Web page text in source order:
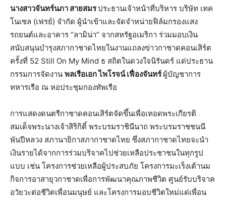
นางสาวจันทร์นภา สายสมรประธานเจ้าหน้าที่บริหาร บริษัท เทค
โนเซล (เฟรย์) จำกัด ผู้นำเข้าและจัดจำหน่ายฟิล์มกรองแสง
รถยนต์และอาคาร “ลามิน่า” จากสหรัฐอเมริกา ร่วมมอบเงิน
สนับสนุนบำรุงสภากาชาดไทยในงานแถลงข่าวกาชาดคอนเสิร์ต
ครั้งที่ 52 Still On My Mind ธ สถิตในดวงใจนิรันดร์ แด่ประธาน
กรรมการจัดงาน พลเรือเอก ไพโรจน์ เฟื่องจันทร์ผู้บัญชาการ
ทหารเรือ ณ หอประชุมกองทัพเรือ
การแสดงดนตรีกาชาดคอนเสิร์ตจัดขึ้นเพื่อเทอดพระเกียรติ
สมเด็จพระนางเจ้าสิริกิติ์ พระบรมราชินีนาถ พระบรมราชชนนี
พันปีหลวง สภานายิกาสภากาชาดไทย ซึ่งสภากาชาดไทยจะนำ
เงินรายได้จากการร่วมบริจาคไปช่วยเหลือประชาชนในทุกรูป
แบบ เช่น โครงการช่วยเหลือผู้ประสบภัย โครงการมะเร็งเต้านม
กิจการอาสายุวกาชาดเพื่อการพัฒนาคุณภาพชีวิต ศูนย์รับบริจาค
อวัยวะต่อชีวิตเพื่อนมนุษย์ และโครงการมอบชีวิตใหม่แด่เพื่อน